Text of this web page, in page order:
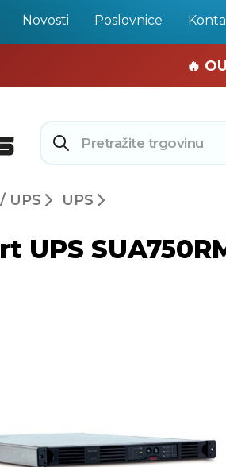
Novosti Poslovnice
🔥
UPS UPS
UPS